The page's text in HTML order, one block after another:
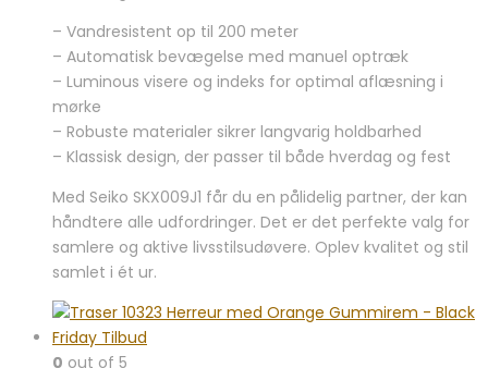
– Vandresistent op til 200 meter
– Automatisk bevægelse med manuel optræk
– Luminous visere og indeks for optimal aflæsning i
mørke
– Robuste materialer sikrer langvarig holdbarhed
– Klassisk design, der passer til både hverdag og fest
Med Seiko SKX009J1 får du en pålidelig partner, der kan
håndtere alle udfordringer. Det er det perfekte valg for
samlere og aktive livsstilsudøvere. Oplev kvalitet og stil
samlet i ét ur.
0 out of 5